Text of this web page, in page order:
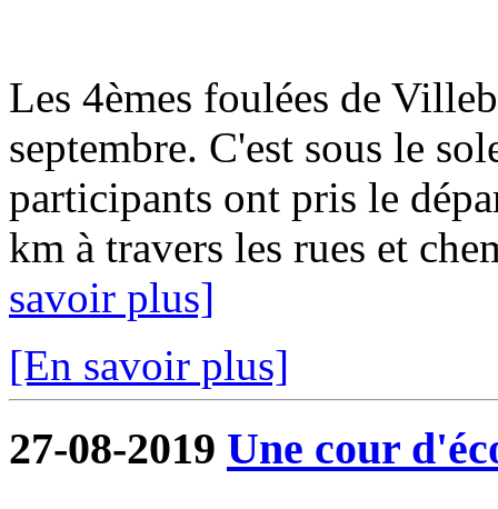
Les 4èmes foulées de
septembre. C'est sous le
participants ont pris le
km à travers les rues et
savoir plus]
[En savoir plus]
27-08-2019 Une cour